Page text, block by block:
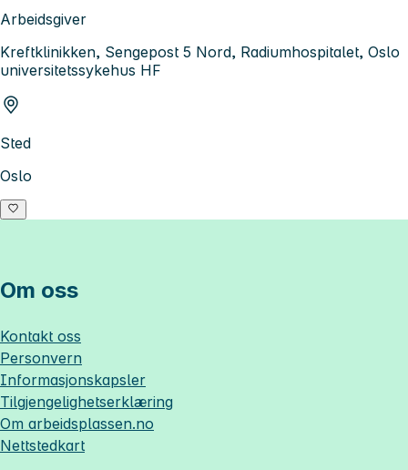
Arbeidsgiver
Kreftklinikken, Sengepost 5 Nord, Radiumhospitalet, Oslo
universitetssykehus HF
Sted
Oslo
Om oss
Kontakt oss
Personvern
Informasjonskapsler
Tilgjengelighetserklæring
Om arbeidsplassen.no
Nettstedkart